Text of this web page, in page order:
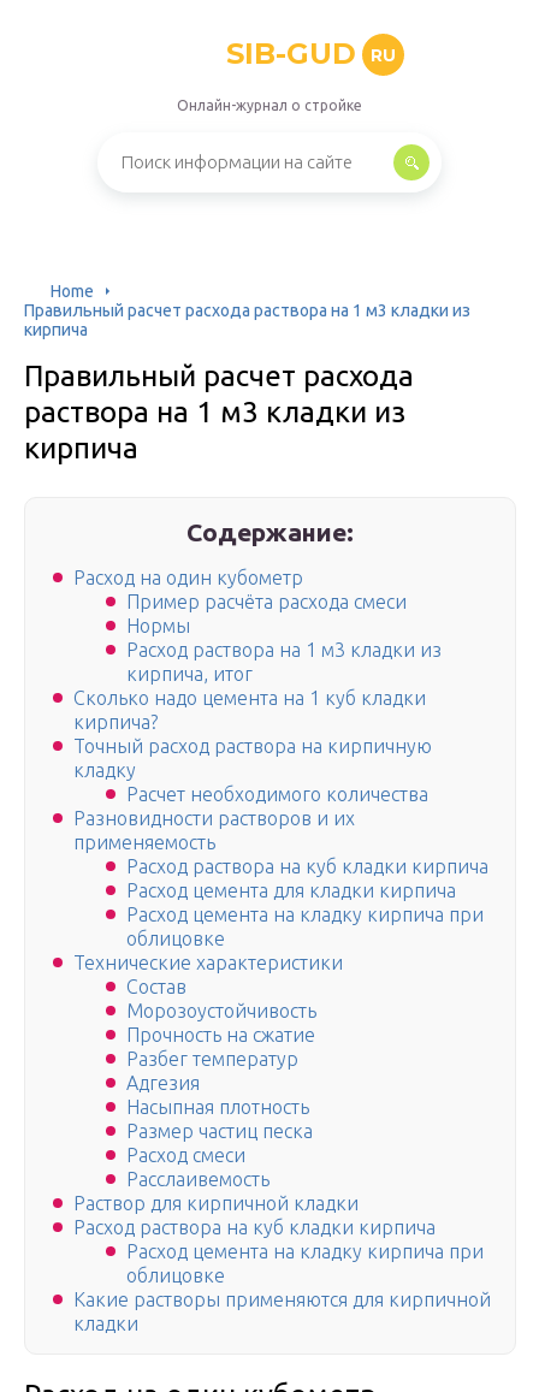
SIB-GUD RU
Онлайн-журнал о стройке
Home
Правильный расчет расхода раствора на 1 м3 кладки из
кирпича
Правильный расчет расхода
раствора на 1 м3 кладки из
кирпича
Содержание:
Расход на один кубометр
Пример расчёта расхода смеси
Нормы
Расход раствора на 1 м3 кладки из
кирпича, итог
Сколько надо цемента на 1 куб кладки
кирпича?
Точный расход раствора на кирпичную
кладку
Расчет необходимого количества
Разновидности растворов и их
применяемость
Расход раствора на куб кладки кирпича
Расход цемента для кладки кирпича
Расход цемента на кладку кирпича при
облицовке
Технические характеристики
Состав
Морозоустойчивость
Прочность на сжатие
Разбег температур
Адгезия
Насыпная плотность
Размер частиц песка
Расход смеси
Расслаивемость
Раствор для кирпичной кладки
Расход раствора на куб кладки кирпича
Расход цемента на кладку кирпича при
облицовке
Какие растворы применяются для кирпичной
кладки